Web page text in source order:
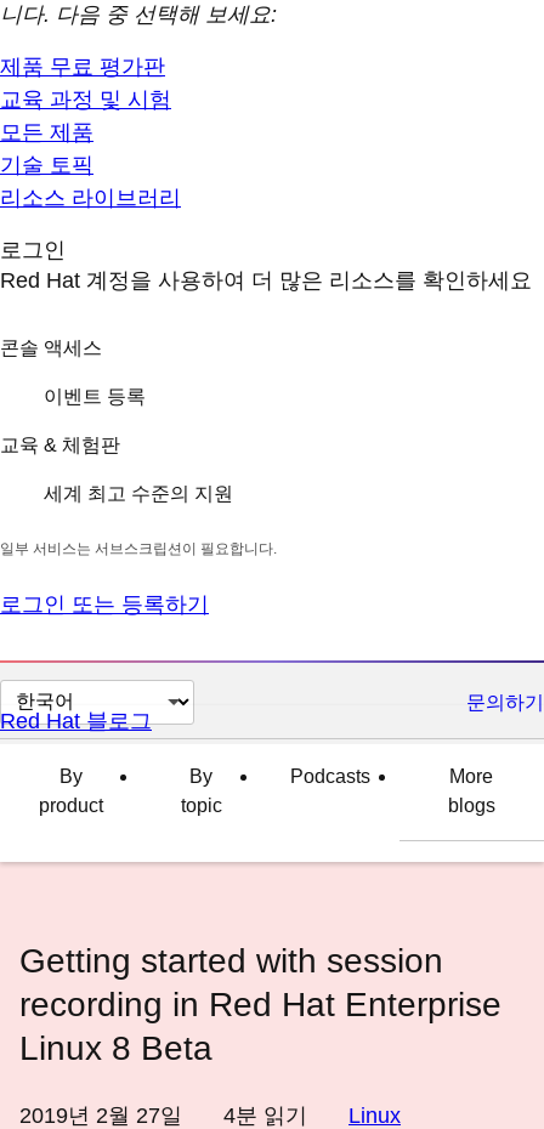
니다. 다음 중 선택해 보세요:
제품 무료 평가판
교육 과정 및 시험
모든 제품
기술 토픽
리소스 라이브러리
로그인
Red Hat 계정을 사용하여 더 많은 리소스를 확인하세요
콘솔 액세스
이벤트 등록
교육 & 체험판
세계 최고 수준의 지원
일부 서비스는 서브스크립션이 필요합니다.
로그인 또는 등록하기
페
이
변
문의하기
Red Hat 블로그
By
product
By
topic
Podcasts
More
blogs
Getting started with session
recording in Red Hat Enterprise
Linux 8 Beta
2019년 2월 27일 4분 읽기 Linux